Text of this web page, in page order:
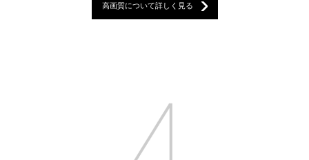
高画質について詳しく見る